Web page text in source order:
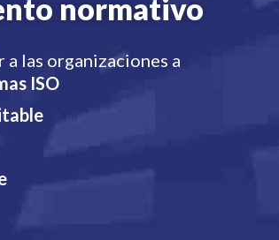
normativo
las organizaciones a
ISO